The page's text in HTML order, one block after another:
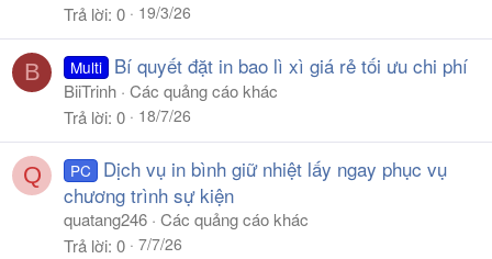
Trả lời 0 19/3/26
B Multi Bí quyết đặt in bao lì xì giá rẻ tối ưu chi phí
BiiTrinh Các quảng cáo khác
Trả lời 0 18/7/26
Q PC
Dịch vụ in bình giữ nhiệt lấy ngay phục vụ
chương trình sự kiện
quatang246 Các quảng cáo khác
Trả lời 0 7/7/26